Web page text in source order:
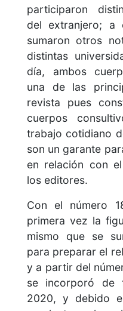
participaron
del extranjero;
sumaron otros
distintas
día, ambos
una de las
revista pues
cuerpos
trabajo cotidiano
son un garante
en relación con
los editores.
Con el número
primera vez la
mismo que se
para preparar el
y a partir del
se incorporó de
2020, y debido